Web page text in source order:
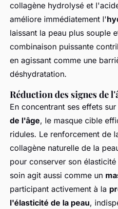
collagène hydrolysé et
améliore immédiatement l'
laissant la peau plus souple
combinaison puissante
en agissant comme une
déshydratation.
Réduction des signes de
En concentrant ses effets
de l'âge, le masque cible
ridules. Le renforcement de
collagène naturelle de la
pour conserver son
soin agit aussi comme un
participant activement à la
l'élasticité de la peau,